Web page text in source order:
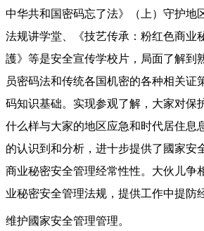
中华共和国密码忘了法》（上）守护地
法规讲学堂、《技艺传承：粉红色商业
護》等是安全宣传学校片，局面了解到
员密码法和传统各国机密的各种相关证
码知识基础。实现参观了解，大家对保
什么样与大家的地区应急和时代居住息
的认识到和分析，进十步提供了國家安
商业秘密安全管理经常性性。大伙儿争
业秘密安全管理法规，提供工作中提防
维护國家安全管理管理。